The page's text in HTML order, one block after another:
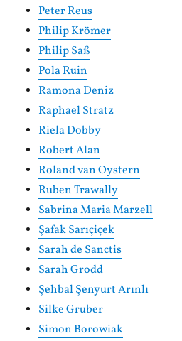
Peter Reus
Philip Krömer
Philip Saß
Pola Ruin
Ramona Deniz
Raphael Stratz
Riela Dobby
Robert Alan
Roland van Oystern
Ruben Trawally
Sabrina Maria Marzell
Şafak Sarıçiçek
Sarah de Sanctis
Sarah Grodd
Şehbal Şenyurt Arınlı
Silke Gruber
Simon Borowiak